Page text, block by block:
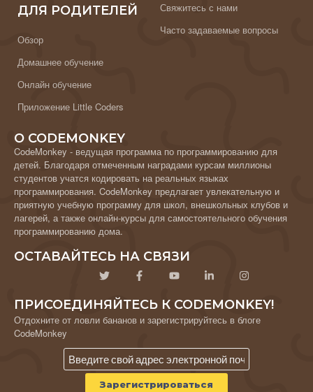
ДЛЯ РОДИТЕЛЕЙ
Обзор
Домашнее обучение
Онлайн обучение
Приложение Little Coders
Свяжитесь с нами
Часто задаваемые вопросы
О CODEMONKEY
CodeMonkey - ведущая программа по программированию для
детей. Благодаря отмеченным наградами курсам миллионы
студентов учатся кодировать на реальных языках
программирования. CodeMonkey предлагает увлекательную и
приятную учебную программу для школ, внешкольных клубов и
лагерей, а также онлайн-курсы для самостоятельного обучения
программированию дома.
ОСТАВАЙТЕСЬ НА СВЯЗИ
ПРИСОЕДИНЯЙТЕСЬ К CODEMONKEY!
Отдохните от ловли бананов и зарегистрируйтесь в блоге
CodeMonkey